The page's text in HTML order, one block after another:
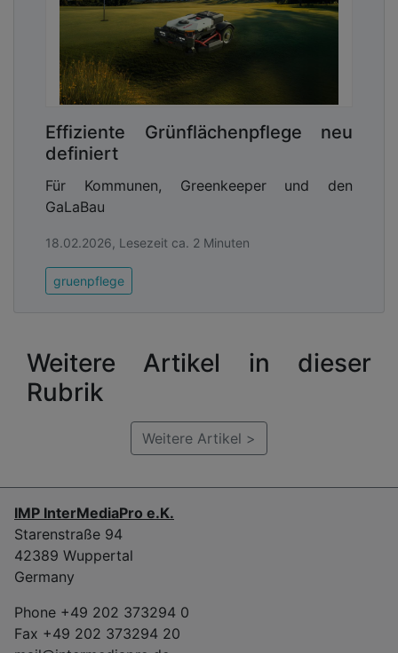
Effiziente Grünflächenpflege neu
definiert
Für Kommunen, Greenkeeper und den
GaLaBau
18.02.2026, Lesezeit ca. 2 Minuten
gruenpflege
Weitere Artikel in dieser
Rubrik
Weitere Artikel >
IMP InterMediaPro e.K.
Starenstraße 94
42389 Wuppertal
Germany
Phone +49 202 373294 0
Fax +49 202 373294 20